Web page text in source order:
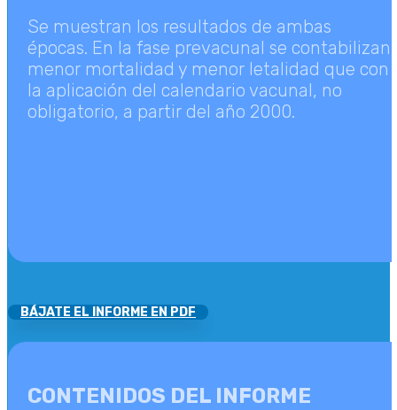
Se muestran los resultados de ambas
épocas. En la fase prevacunal se contabilizan
menor mortalidad y menor letalidad que con
la aplicación del calendario vacunal, no
obligatorio, a partir del año 2000.
BÁJATE EL INFORME EN PDF
CONTENIDOS DEL INFORME